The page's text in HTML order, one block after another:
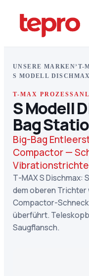
UNSERE MARKEN›T-
S MODELL
T-MAX
S Modell
Bag
Big-Bag
Compactor —
T-MAX S Dischmax:
dem oberen
Compactor-
überführt.
Saugflansch.